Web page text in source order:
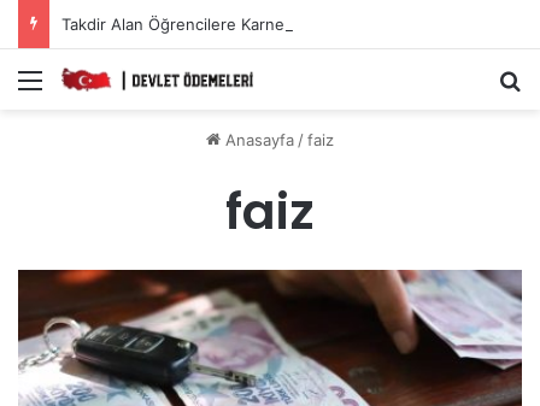
Menü
Anasayfa/faiz
faiz